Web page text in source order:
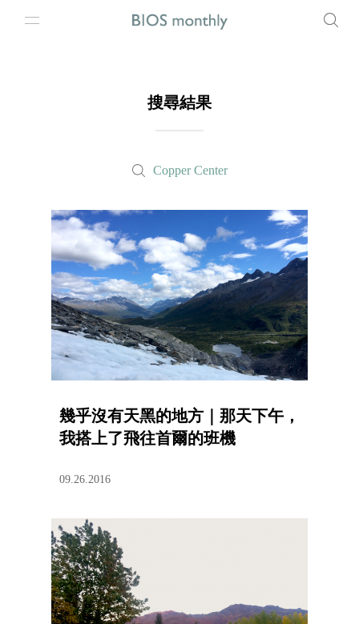
搜尋結果
Copper Center
幾乎沒有天黑的地方｜那天下午，
我搭上了飛往首爾的班機
09.26.2016